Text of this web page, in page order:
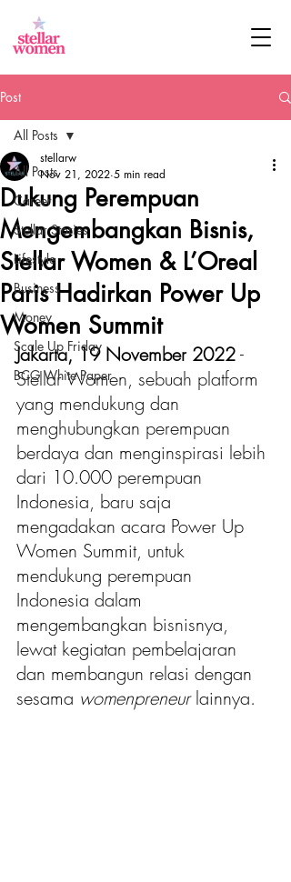
Post
All Posts
Career
Stellar Stories
Lifestyle
Business
Money
Scale Up Friday
BCG White Paper
All Posts
Dukung Perempuan
Mengembangkan Bisnis,
Stellar Women & L’Oreal
Paris Hadirkan Power Up
Women Summit
stellarw
Nov 21, 2022 5 min read
Jakarta, 19 November 2022 -
Stellar Women, sebuah platform
yang mendukung dan
menghubungkan perempuan
berdaya dan menginspirasi lebih
dari 10.000 perempuan
Indonesia, baru saja
mengadakan acara Power Up
Women Summit, untuk
mendukung perempuan
Indonesia dalam
mengembangkan bisnisnya,
lewat kegiatan pembelajaran
dan membangun relasi dengan
sesama womenpreneur lainnya.